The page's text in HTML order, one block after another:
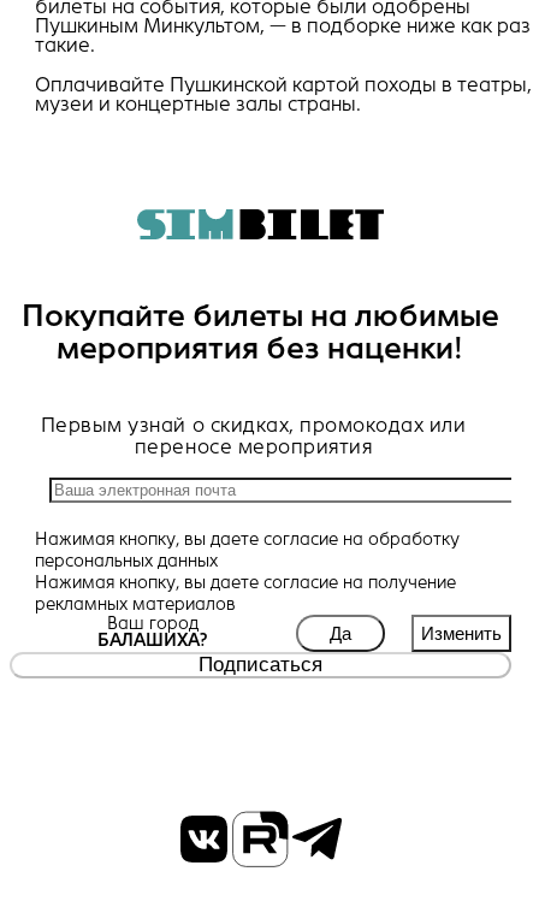
билеты на события, которые были одобрены
Пушкиным Минкультом, — в подборке ниже как раз
такие.
Оплачивайте Пушкинской картой походы в театры,
музеи и концертные залы страны.
Покупайте билеты на любимые
мероприятия без наценки!
Первым узнай о скидках, промокодах или
переносе мероприятия
Нажимая кнопку, вы даете согласие на обработку
персональных данных
Нажимая кнопку, вы даете согласие на получение
рекламных материалов
Ваш город
БАЛАШИХА?
Да Изменить
Подписаться